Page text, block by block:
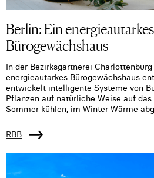
Berlin: Ein energieautarkes
Bürogewächshaus
In der Bezirksgärtnerei
energieautarkes Bürogewächshaus
entwickelt intelligente Systeme von
Pflanzen auf natürliche Weise auf
Sommer kühlen, im Winter Wärme
RBB